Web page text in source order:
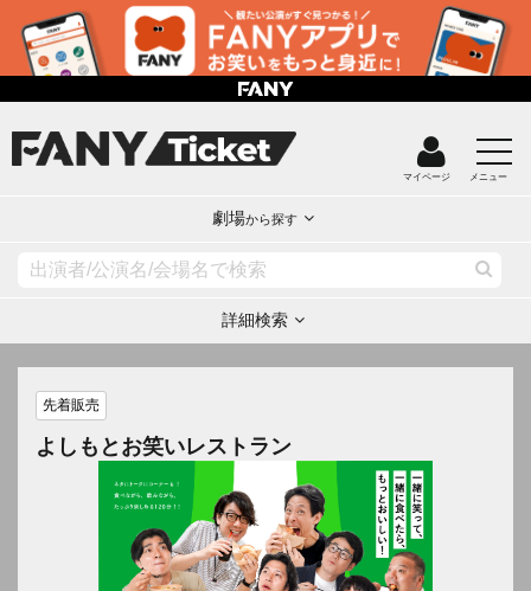
マイページ メニュー
劇場から探す
詳細検索
先着販売
よしもとお笑いレストラン